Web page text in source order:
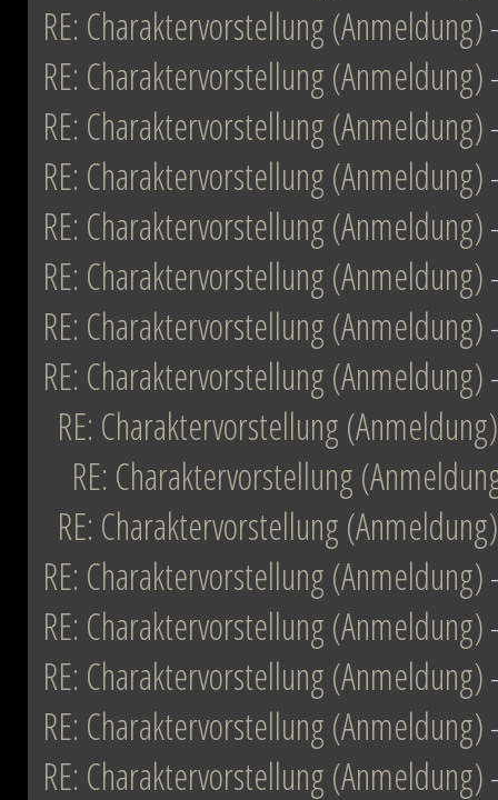
RE: Charaktervorstellung (Anmeldung)
RE: Charaktervorstellung (Anmeldung)
RE: Charaktervorstellung (Anmeldung)
RE: Charaktervorstellung (Anmeldung)
RE: Charaktervorstellung (Anmeldung)
RE: Charaktervorstellung (Anmeldung)
RE: Charaktervorstellung (Anmeldung)
RE: Charaktervorstellung (Anmeldung)
RE: Charaktervorstellung (Anmeldung)
RE: Charaktervorstellung
RE: Charaktervorstellung (Anmeldung)
RE: Charaktervorstellung (Anmeldung)
RE: Charaktervorstellung (Anmeldung)
RE: Charaktervorstellung (Anmeldung)
RE: Charaktervorstellung (Anmeldung)
RE: Charaktervorstellung (Anmeldung)